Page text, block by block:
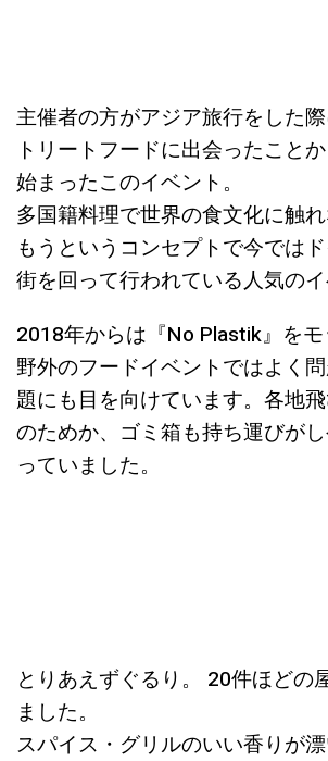
主催者の方がアジア旅行をした
トリートフードに出会ったこと
始まったこのイベント。
多国籍料理で世界の食文化に触
もうというコンセプトで今では
街を回って行われている人気のイ
2018年からは『No Plastik』をモ
野外のフードイベントではよく
題にも目を向けています。各地
のためか、ゴミ箱も持ち運びが
っていました。
とりあえずぐるり。 20件ほどの
ました。
スパイス・グリルのいい香りが漂